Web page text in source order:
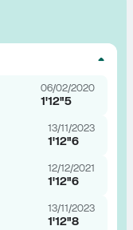
06/02/2020
1'12"5
13/11/2023
1'12"6
12/12/2021
1'12"6
13/11/2023
1'12"8